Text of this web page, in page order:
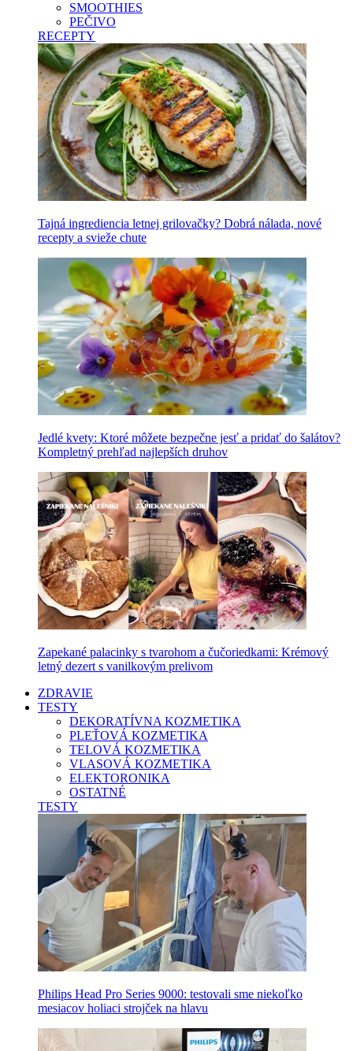
SMOOTHIES
PEČIVO
RECEPTY
Tajná ingrediencia letnej grilovačky? Dobrá nálada, nové
recepty a svieže chute
Jedlé kvety: Ktoré môžete bezpečne jesť a pridať do šalátov?
Kompletný prehľad najlepších druhov
Zapekané palacinky s tvarohom a čučoriedkami: Krémový
letný dezert s vanilkovým prelivom
ZDRAVIE
TESTY
DEKORATÍVNA KOZMETIKA
PLEŤOVÁ KOZMETIKA
TELOVÁ KOZMETIKA
VLASOVÁ KOZMETIKA
ELEKTORONIKA
OSTATNÉ
TESTY
Philips Head Pro Series 9000: testovali sme niekoľko
mesiacov holiaci strojček na hlavu